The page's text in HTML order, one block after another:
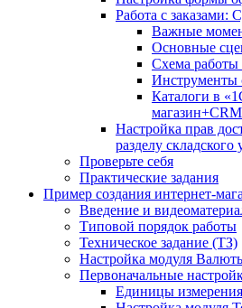
Работа с заказами:
Важные
Основные
Схема работы
Инструменты
Каталоги в
Настройка прав
разделу складского
Проверьте себя
Практические задания
Пример создания интернет-
Введение и
Типовой порядок работы
Техническое задание (ТЗ)
Настройка модуля
Первоначальные
Единицы измерения